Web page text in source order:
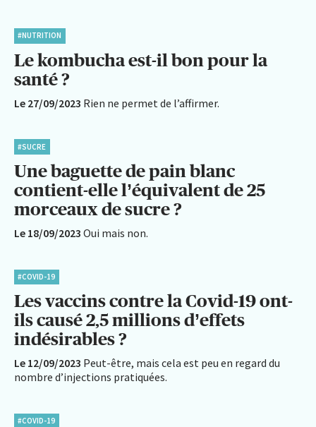
#NUTRITION
Le kombucha est-il bon pour la
santé ?
Le 27/09/2023 Rien ne permet de l’affirmer.
#SUCRE
Une baguette de pain blanc
contient-elle l’équivalent de 25
morceaux de sucre ?
Le 18/09/2023 Oui mais non.
#COVID-19
Les vaccins contre la Covid-19 ont-
ils causé 2,5 millions d’effets
indésirables ?
Le 12/09/2023 Peut-être, mais cela est peu en regard du
nombre d’injections pratiquées.
#COVID-19